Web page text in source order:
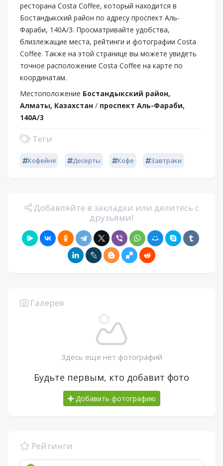
ресторана Costa Coffee, который находится в
Бостандыкский район по адресу проспект Аль-
Фараби, 140А/3. Просматривайте удобства,
близлежащие места, рейтинги и фотографии Costa
Coffee. Также на этой странице вы можете увидеть
точное расположение Costa Coffee на карте по
координатам.
Местоположение Бостандыкский район,
Алматы, Казахстан / проспект Аль-Фараби,
140А/3
Теги
Кофейня Десерты Кофе Завтраки
Добавляйте в закладки или делитесь с
друзьями!
Галерея
Здесь еще нет фотографий
Будьте первым, кто добавит фото
Добавить фотографию
Рейтинги